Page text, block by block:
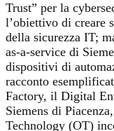
Trust” per la
l’obiettivo di creare
della sicurezza IT;
as-a-service di
dispositivi di
racconto
Factory, il Digital
Siemens di
Technology (OT)